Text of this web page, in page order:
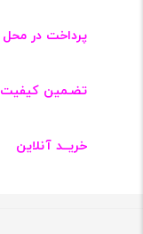
پرداخت در محل
تضـمین کیفیت
خریــد آنلاین